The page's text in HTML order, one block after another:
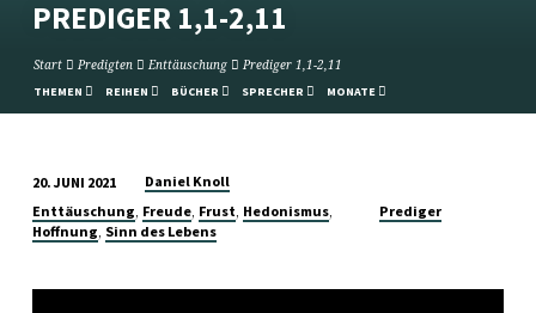
PREDIGER 1,1-2,11
Start Predigten Enttäuschung Prediger 1,1-2,11
THEMEN REIHEN BÜCHER SPRECHER MONATE
PREDIGER
1,1-
20. JUNI 2021
Daniel Knoll
Enttäuschung, Freude, Frust, Hedonismus,
Hoffnung, Sinn des Lebens
Prediger